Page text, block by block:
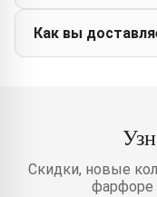
Как вы
Скидки, новые
фарфоре